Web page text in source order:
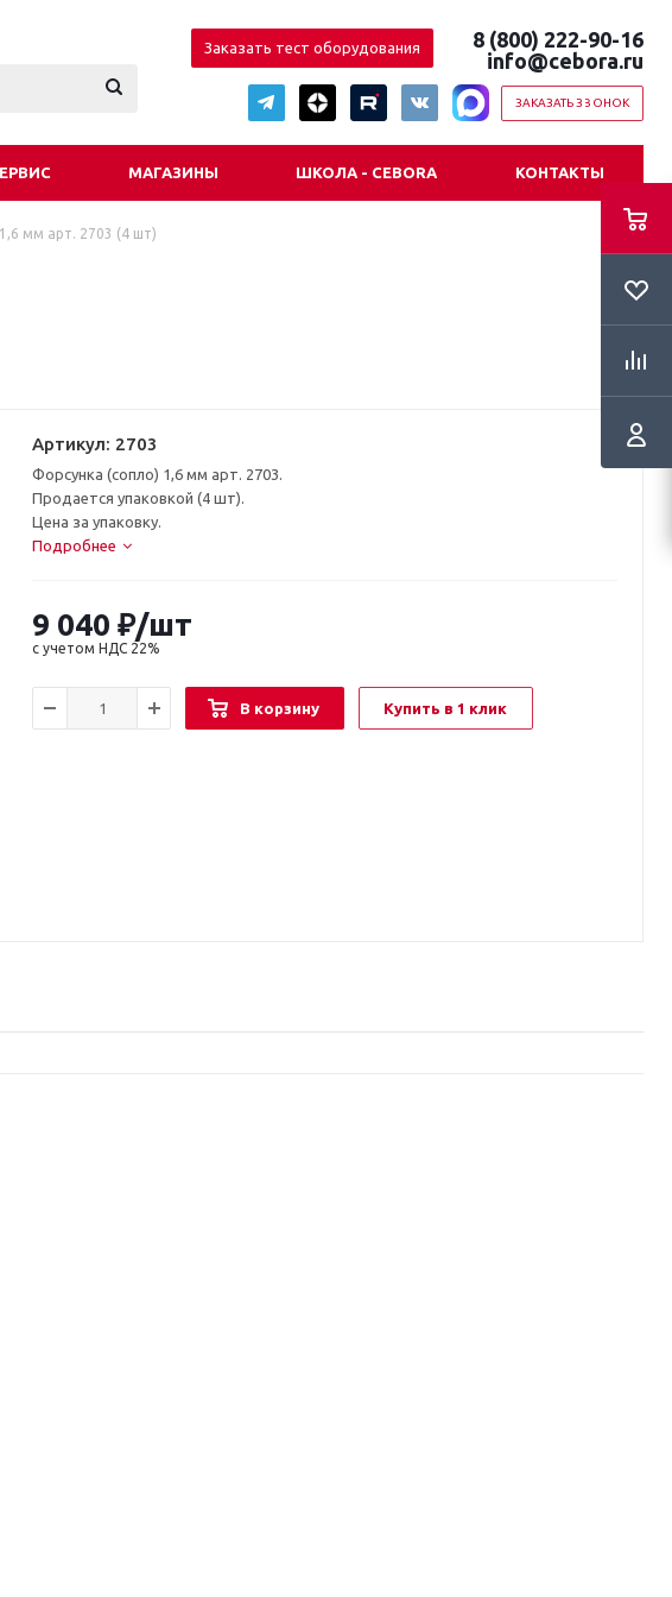
Заказать тест оборудования
8 (800) 222-90-16
info@cebora.ru
ЗАКАЗАТЬ ЗВОНОК
МАГАЗИНЫ ШКОЛА - CEBORA КОНТАКТЫ
мм арт. 2703 (4 шт)
Артикул: 2703
Форсунка (сопло) 1,6 мм арт. 2703.
Продается упаковкой (4 шт).
Цена за упаковку.
Подробнее
9 040 ₽/шт
с учетом НДС 22%
В корзину Купить в 1 клик